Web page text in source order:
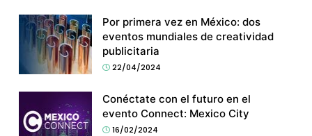
Por primera vez en México: dos
eventos mundiales de creatividad
publicitaria
22/04/2024
Conéctate con el futuro en el
evento Connect: Mexico City
16/02/2024